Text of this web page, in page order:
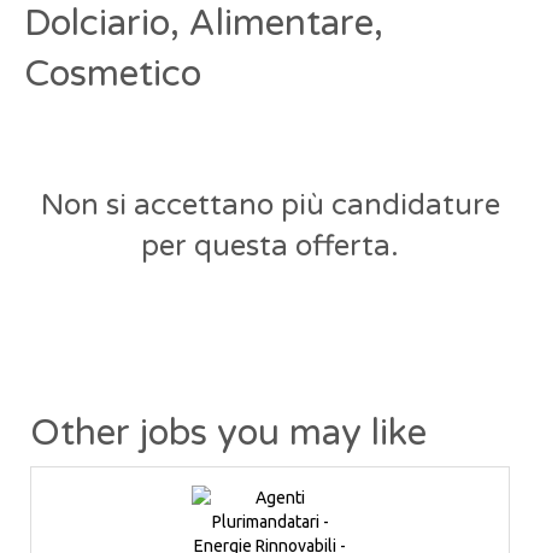
Dolciario, Alimentare,
Cosmetico
Non si accettano più candidature
per questa offerta.
Other jobs you may like